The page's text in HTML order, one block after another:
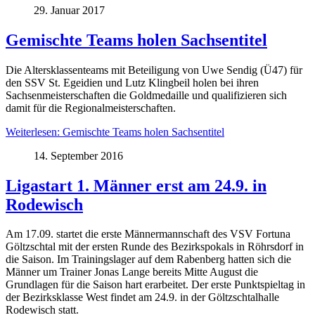
29. Januar 2017
Gemischte Teams holen Sachsentitel
Die Altersklassenteams mit Beteiligung von Uwe Sendig (Ü47) für
den SSV St. Egeidien und Lutz Klingbeil holen bei ihren
Sachsenmeisterschaften die Goldmedaille und qualifizieren sich
damit für die Regionalmeisterschaften.
Weiterlesen: Gemischte Teams holen Sachsentitel
14. September 2016
Ligastart 1. Männer erst am 24.9. in
Rodewisch
Am 17.09. startet die erste Männermannschaft des VSV Fortuna
Göltzschtal mit der ersten Runde des Bezirkspokals in Röhrsdorf in
die Saison. Im Trainingslager auf dem Rabenberg hatten sich die
Männer um Trainer Jonas Lange bereits Mitte August die
Grundlagen für die Saison hart erarbeitet. Der erste Punktspieltag in
der Bezirksklasse West findet am 24.9. in der Göltzschtalhalle
Rodewisch statt.